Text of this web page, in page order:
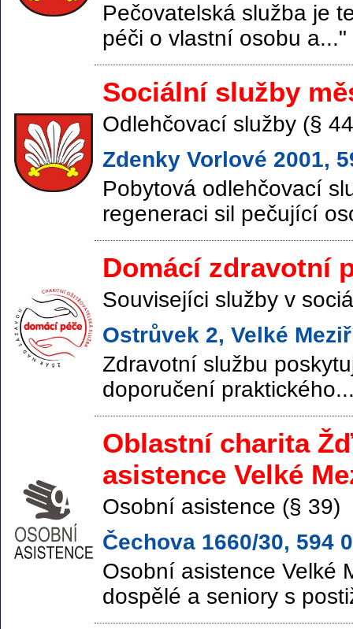
Pečovatelská služba je
péči o vlastní osobu a..."
Sociální služby
Odlehčovací služby (§
Zdenky Vorlové 2001,
Pobytová odlehčovací
regeneraci sil pečující
Domácí zdravotní
Souvisejíci služby v
Ostrůvek 2, Velké
Zdravotní službu
doporučení
Oblastní charita
asistence Velké
Osobní asistence (§ 39)
Čechova 1660/30, 594
Osobní asistence Velké
dospělé a seniory s